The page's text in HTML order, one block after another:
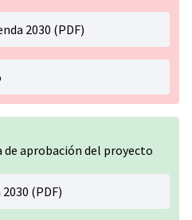
2030 (PDF)
aprobación del proyecto
(PDF)